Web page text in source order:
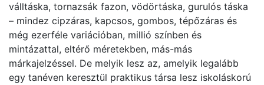
válltáska, tornazsák fazon, vödörtáska, gurulós táska
– mindez cipzáras, kapcsos, gombos, tépőzáras és
még ezerféle variációban, millió színben és
mintázattal, eltérő méretekben, más-más
márkajelzéssel. De melyik lesz az, amelyik legalább
egy tanéven keresztül praktikus társa lesz iskoláskorú